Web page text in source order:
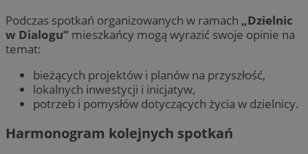
Podczas spotkań organizowanych w ramach „Dzielnic
w Dialogu” mieszkańcy mogą wyrazić swoje opinie na
temat:
bieżących projektów i planów na przyszłość,
lokalnych inwestycji i inicjatyw,
potrzeb i pomysłów dotyczących życia w dzielnicy.
Harmonogram kolejnych spotkań